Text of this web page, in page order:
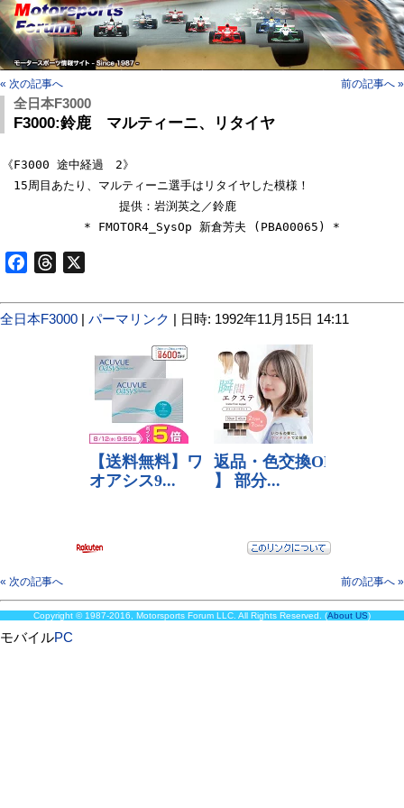
« 次の記事へ 前の記事へ »
全日本F3000
F3000:鈴鹿 マルティーニ、リタイヤ
《F3000 途中経過　2》
15周目あたり、マルティーニ選手はリタイヤした模様！
提供：岩渕英之／鈴鹿
FacebookThreads
全日本F3000 | パーマリンク | 日時: 1992年11月15日 14:11
« 次の記事へ 前の記事へ »
Copyright © 1987-2016, Motorsports Forum LLC. All Rights Reserved. (About US)
モバイルPC